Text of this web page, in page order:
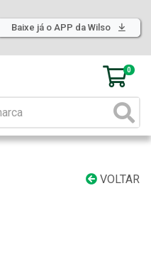
Baixe já o APP da Wilso
0
VOLTAR